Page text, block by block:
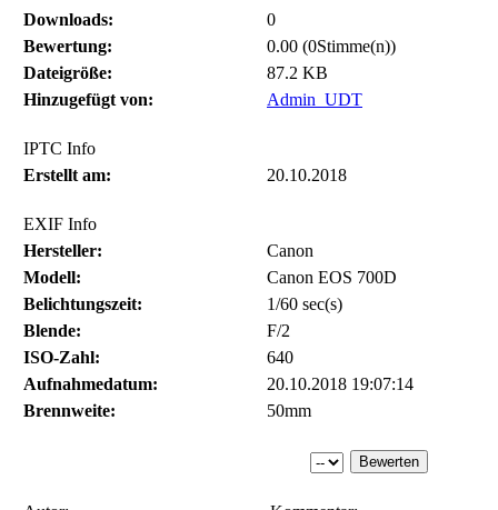
Downloads:
0
Bewertung:
0.00 (0Stimme(n))
Dateigröße:
87.2 KB
Hinzugefügt von:
Admin_UDT
IPTC Info
Erstellt am:
20.10.2018
EXIF Info
Hersteller:
Canon
Modell:
Canon EOS 700D
Belichtungszeit:
1/60 sec(s)
Blende:
F/2
ISO-Zahl:
640
Aufnahmedatum:
20.10.2018 19:07:14
Brennweite:
50mm